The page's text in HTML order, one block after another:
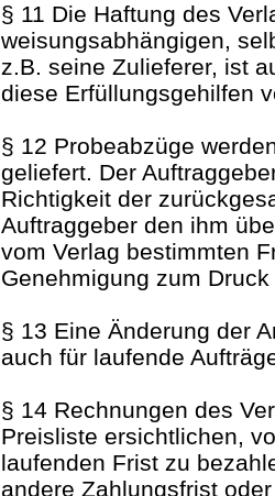
§ 11 Die Haftung des
weisungsabhängigen,
z.B. seine Zulieferer, ist
diese Erfüllungsgehilfen
§ 12 Probeabzüge
geliefert. Der
Richtigkeit der
Auftraggeber den ihm
vom Verlag bestimmten
Genehmigung zum
§ 13 Eine Änderung der
auch für laufende
§ 14 Rechnungen des
Preisliste ersichtlichen,
laufenden Frist zu
andere Zahlungsfrist